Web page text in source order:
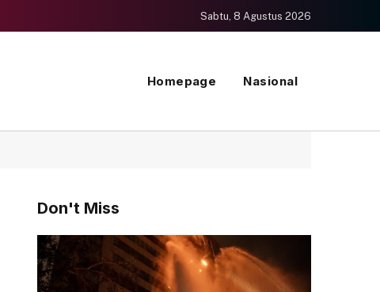
Sabtu, 8 Agustus 2026
Homepage Nasional
Don't Miss